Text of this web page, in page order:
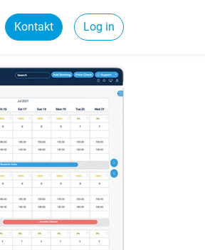
Kontakt Log in